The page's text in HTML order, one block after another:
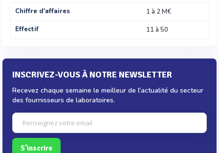
Chiffre d'affaires
1 à 2 M€
Effectif
11 à 50
INSCRIVEZ-VOUS À NOTRE NEWSLETTER
Recevez chaque semaine le meilleur de l'actualité du secteur
des fournisseurs de laboratoires.
S'inscrire